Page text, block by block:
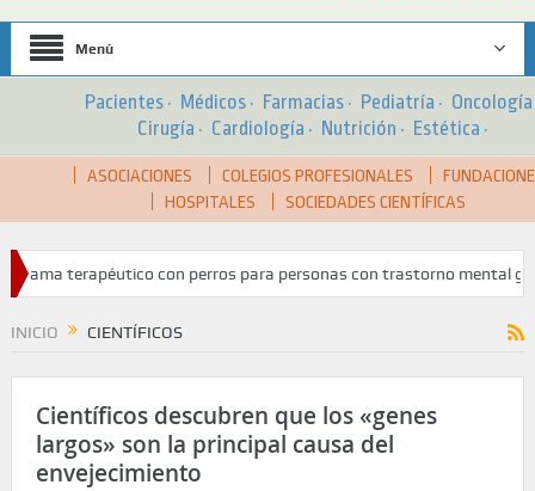
Menú
Pacientes · Médicos · Farmacias · Pediatría ·
Cirugía · Cardiología · Nutrición · Estética ·
ASOCIACIONES COLEGIOS PROFESIONALES
HOSPITALES
SOCIEDADES CIENTÍFICAS
terapéutico con perros para personas con trastorno mental grave
INICIO CIENTÍFICOS
Científicos descubren que los «genes
largos» son la principal causa del
envejecimiento